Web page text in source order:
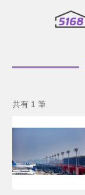
共有 1 筆